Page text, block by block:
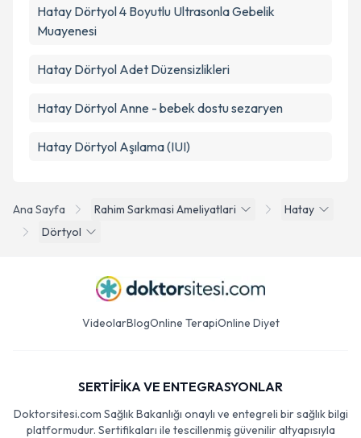
Ana Sayfa Rahim Sarkmasi Ameliyatlari
Hatay
Dörtyol
Hatay Dörtyol 4 Boyutlu Ultrasonla Gebelik
Muayenesi
Hatay Dörtyol Adet Düzensizlikleri
Hatay Dörtyol Anne - bebek dostu sezaryen
Hatay Dörtyol Aşılama (IUI)
VideolarBlogOnline TerapiOnline Diyet
SERTİFİKA VE ENTEGRASYONLAR
Doktorsitesi.com Sağlık Bakanlığı onaylı ve entegreli bir sağlık bilgi
platformudur. Sertifikaları ile tescillenmiş güvenilir altyapısıyla